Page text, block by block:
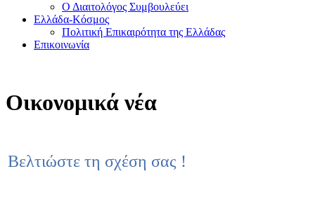
Ο Διαιτολόγος Συμβουλεύει
Ελλάδα-Κόσμος
Πολιτική Επικαιρότητα της Ελλάδας
Επικοινωνία
Οικονομικά νέα
Βελτιώστε τη σχέση σας !